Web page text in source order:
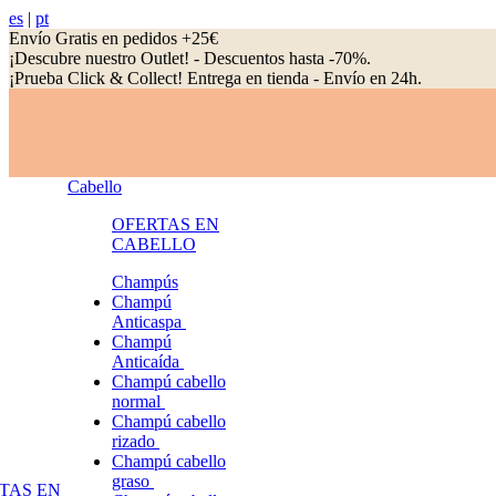
es | pt
Envío Gratis en pedidos +25€
¡Descubre nuestro Outlet! - Descuentos hasta -70%.
¡Prueba Click & Collect! Entrega en tienda - Envío en 24h.
EN
Cabello
OFERTAS EN
CABELLO
Champús
Champú
Anticaspa
Champú
Anticaída
Champú cabello
normal
Champú cabello
rizado
Champú cabello
graso